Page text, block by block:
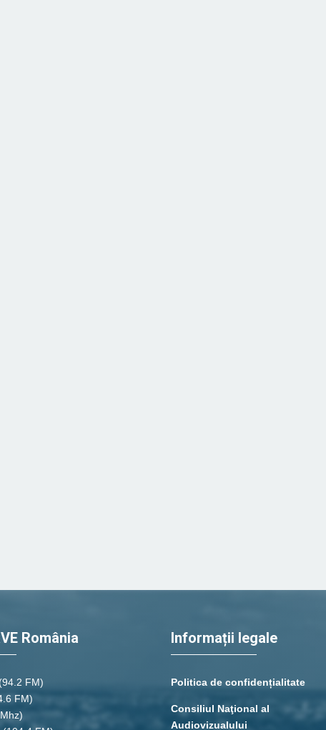
România
(94.2 FM)
FM)
Informații legale
Politica de confidențialitate
Consiliul Naţional al
Audiovizualului